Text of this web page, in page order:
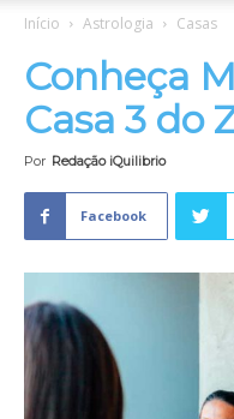
Início Astrologia Casas
Conheça
Casa 3 do
Por Redação iQuilibrio
Facebook